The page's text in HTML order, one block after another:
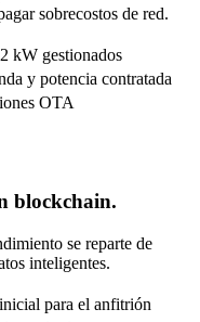
sobrecostos de red.
kW gestionados
y potencia contratada
OTA
blockchain.
se reparte de
inteligentes.
para el anfitrión